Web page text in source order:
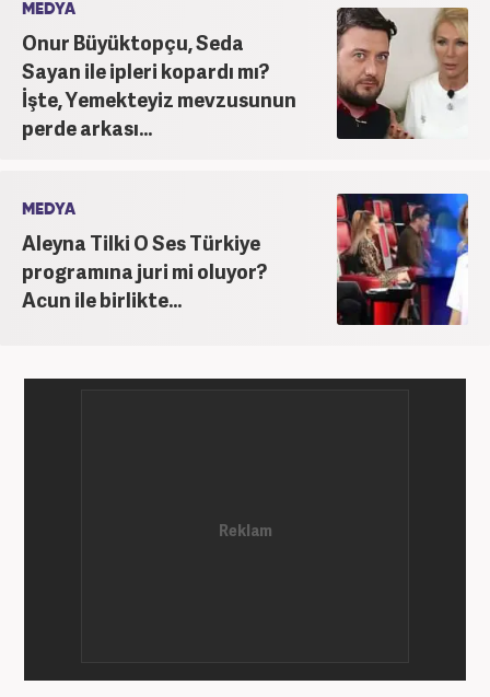
MEDYA
Onur Büyüktopçu, Seda
Sayan ile ipleri kopardı mı?
İşte, Yemekteyiz mevzusunun
perde arkası...
MEDYA
Aleyna Tilki O Ses Türkiye
programına juri mi oluyor?
Acun ile birlikte...